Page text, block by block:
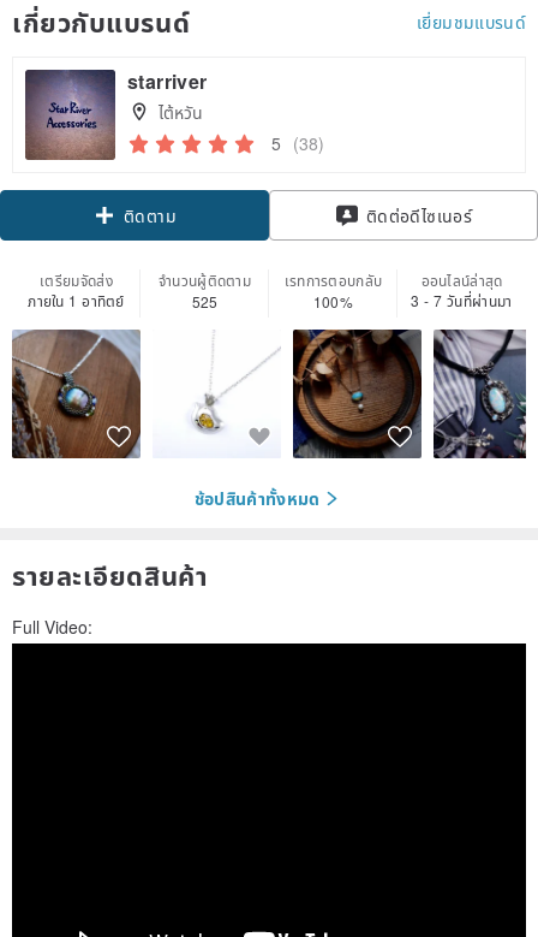
เกี่ยวกับแบรนด์ เยี่ยมชมแบรนด์
starriver
ไต้หวัน
5 (38)
ติดตาม ติดต่อดีไซเนอร์
เตรียมจัดส่ง
ภายใน 1 อาทิตย์
จำนวนผู้ติดตาม
525
เรทการตอบกลับ
100%
ออนไลน์ล่าสุด
3 - 7 วันที่ผ่านมา
ช้อปสินค้าทั้งหมด
รายละเอียดสินค้า
Full Video: